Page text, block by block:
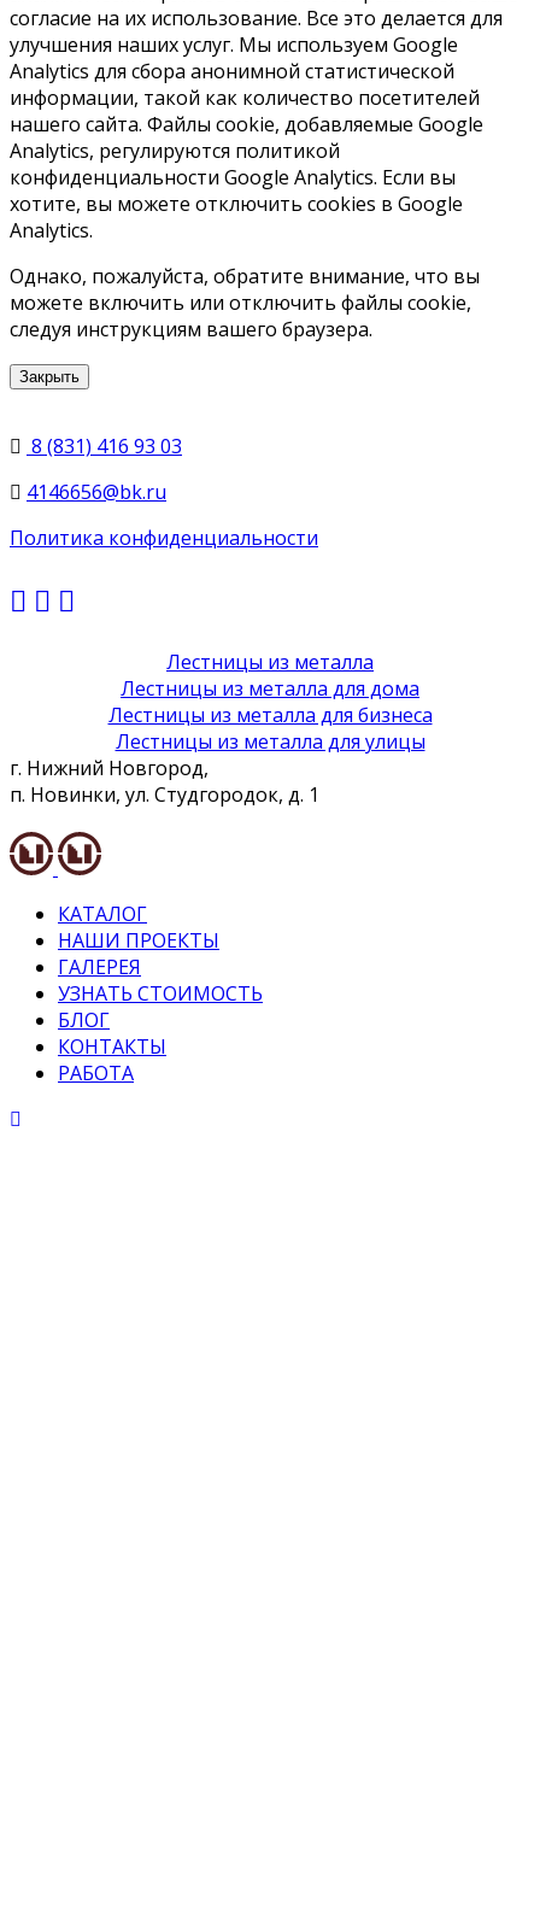
согласие на их использование. Все это делается для
улучшения наших услуг. Мы используем Google
Analytics для сбора анонимной статистической
информации, такой как количество посетителей
нашего сайта. Файлы cookie, добавляемые Google
Analytics, регулируются политикой
конфиденциальности Google Analytics. Если вы
хотите, вы можете отключить cookies в Google
Analytics.
Однако, пожалуйста, обратите внимание, что вы
можете включить или отключить файлы cookie,
следуя инструкциям вашего браузера.
Закрыть
8 (831) 416 93 03
4146656@bk.ru
Политика конфиденциальности
Лестницы из металла
Лестницы из металла для дома
Лестницы из металла для бизнеса
Лестницы из металла для улицы
г. Нижний Новгород,
п. Новинки, ул. Студгородок, д. 1
КАТАЛОГ
НАШИ ПРОЕКТЫ
ГАЛЕРЕЯ
УЗНАТЬ СТОИМОСТЬ
БЛОГ
КОНТАКТЫ
РАБОТА